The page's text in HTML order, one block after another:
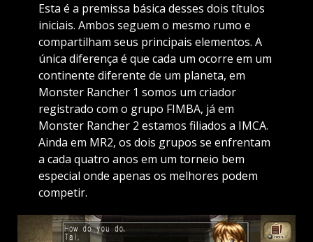
Esta é a premissa básica desses dois títulos
iniciais. Ambos seguem o mesmo rumo e
compartilham seus principais elementos. A
única diferença é que cada um ocorre em um
continente diferente de um planeta, em
Monster Rancher 1 somos um criador
registrado com o grupo FIMBA, já em
Monster Rancher 2 estamos filiados a IMCA.
Ainda em MR2, os dois grupos se enfrentam
a cada quatro anos em um torneio bem
especial onde apenas os melhores podem
competir.